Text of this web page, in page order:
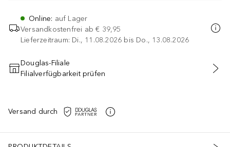
Online: auf Lager
Versandkostenfrei ab € 39,95
Lieferzeitraum: Di., 11.08.2026 bis Do., 13.08.2026
IN DEN WARENKORB
Douglas-Filiale
Filialverfügbarkeit prüfen
Versand durch